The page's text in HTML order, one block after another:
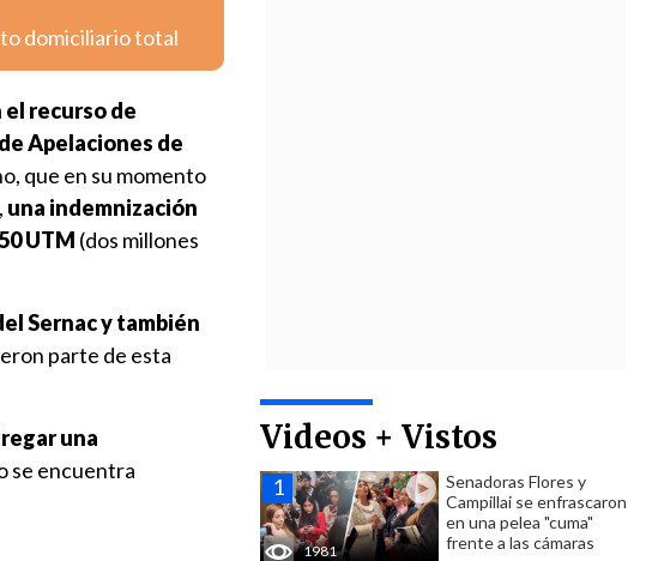
Videos + Vistos
1981
Senadoras Flores y
Campillai se enfrascaron
en una pelea "cuma"
frente a las cámaras
domiciliario total
recurso de
Apelaciones de
que en su momento
, una indemnización
UTM (dos millones
Sernac y también
parte de esta
una
se encuentra